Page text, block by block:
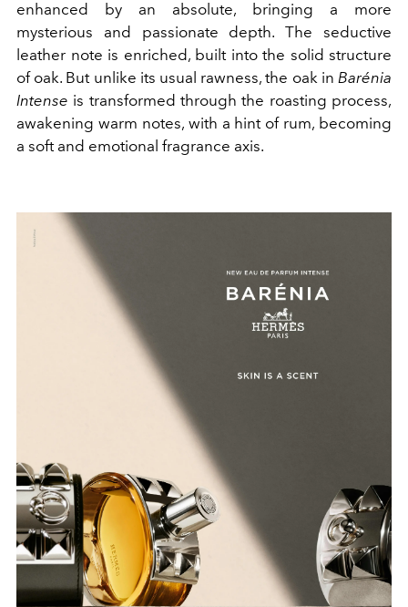
enhanced by an absolute, bringing a more
mysterious and passionate depth. The seductive
leather note is enriched, built into the solid structure
of oak. But unlike its usual rawness, the oak in Barénia
Intense is transformed through the roasting process,
awakening warm notes, with a hint of rum, becoming
a soft and emotional fragrance axis.